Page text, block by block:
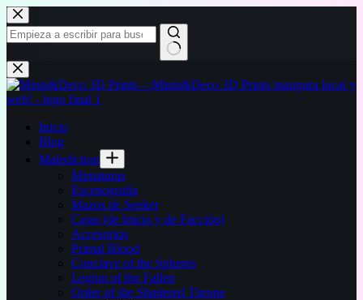
Saltar
al
contenido
Sin
resultados
Inicio
Blog
Malediction
Miniaturas
Escenografía
Mazos de Seeker
Cajas (de Inicio y de Facción)
Accesorios
Primal Blood
Conclave of the Spheres
Legion of the Fallen
Order of the Shattered Throne